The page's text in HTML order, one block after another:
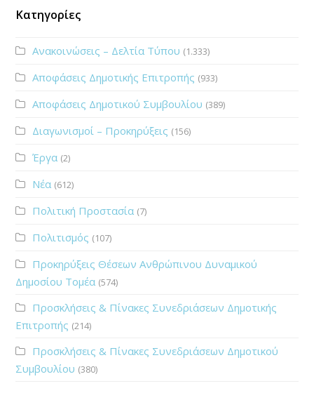
Κατηγορίες
Ανακοινώσεις – Δελτία Τύπου (1.333)
Αποφάσεις Δημοτικής Επιτροπής (933)
Αποφάσεις Δημοτικού Συμβουλίου (389)
Διαγωνισμοί – Προκηρύξεις (156)
Έργα (2)
Νέα (612)
Πολιτική Προστασία (7)
Πολιτισμός (107)
Προκηρύξεις Θέσεων Ανθρώπινου Δυναμικού
Δημοσίου Τομέα (574)
Προσκλήσεις & Πίνακες Συνεδριάσεων Δημοτικής
Επιτροπής (214)
Προσκλήσεις & Πίνακες Συνεδριάσεων Δημοτικού
Συμβουλίου (380)